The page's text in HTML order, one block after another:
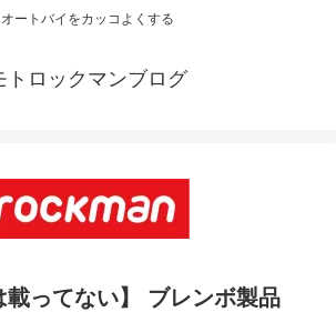
オートバイをカッコよくする
トロックマンブログ
載ってない】 ブレンボ製品